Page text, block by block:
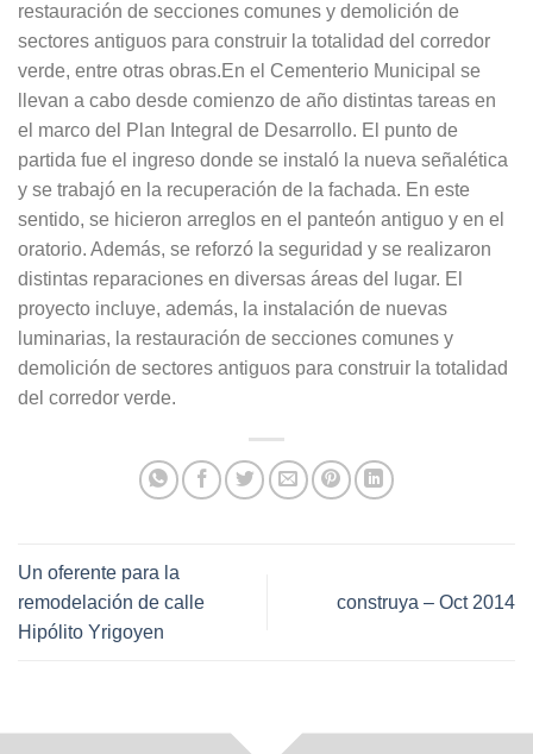
restauración de secciones comunes y demolición de
sectores antiguos para construir la totalidad del corredor
verde, entre otras obras.En el Cementerio Municipal se
llevan a cabo desde comienzo de año distintas tareas en
el marco del Plan Integral de Desarrollo. El punto de
partida fue el ingreso donde se instaló la nueva señalética
y se trabajó en la recuperación de la fachada. En este
sentido, se hicieron arreglos en el panteón antiguo y en el
oratorio. Además, se reforzó la seguridad y se realizaron
distintas reparaciones en diversas áreas del lugar. El
proyecto incluye, además, la instalación de nuevas
luminarias, la restauración de secciones comunes y
demolición de sectores antiguos para construir la totalidad
del corredor verde.
Un oferente para la
remodelación de calle
Hipólito Yrigoyen
construya – Oct 2014